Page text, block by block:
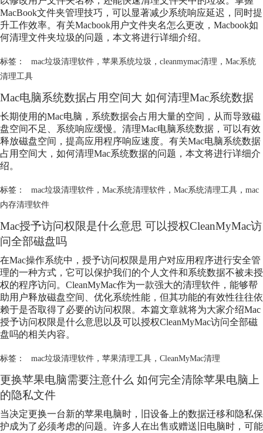
MacBook文件夹管理技巧，可以显著减少系统响应延迟，同时提
升工作效率。有关Macbook用户文件夹名怎么更改，Macbook如
何清理文件夹垃圾的问题，本文将进行详细介绍。
标签： mac垃圾清理软件， 苹果系统垃圾 ， cleanmymac清理 ， Mac系统
清理工具
Mac电脑系统数据占用空间大 如何清理Mac系统数据
长期使用的Mac电脑，系统数据会占用大量的空间，从而导致磁
盘空间不足、系统响应缓慢。清理Mac电脑系统数据，可以有效
释放磁盘空间，提高应用程序响应速度。有关Mac电脑系统数据
占用空间大，如何清理Mac系统数据的问题，本文将进行详细介
绍。
标签： mac垃圾清理软件， Mac系统清理软件， Mac系统清理工具， mac
内存清理软件
Mac授予访问权限是什么意思 可以授权CleanMyMac访
问全部磁盘吗
在Mac操作系统中，授予访问权限是用户对应用程序进行安全管
理的一种方式，它可以保护我们的个人文件和系统数据不被未授
权的程序访问。CleanMyMac作为一款强大的清理软件，能够帮
助用户释放磁盘空间、优化系统性能，但其功能的有效性往往依
赖于是否取得了必要的访问权限。本篇文章就将为大家介绍Mac
授予访问权限是什么意思以及可以授权CleanMyMac访问全部磁
盘吗的相关内容。
标签： mac垃圾清理软件， 苹果清理工具， CleanMyMac清理
更换苹果电脑需要注意什么 如何完全清除苹果电脑上
的隐私文件
当决定更换一台新的苹果电脑时，旧设备上的数据迁移和隐私保
护成为了必须考虑的问题。许多人在出售或赠送旧电脑时，可能